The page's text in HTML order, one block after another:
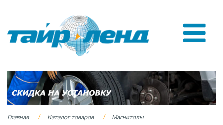
Главная Каталог товаров
Магнитолы